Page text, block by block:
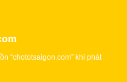
“chototsaigon.com” khi phát